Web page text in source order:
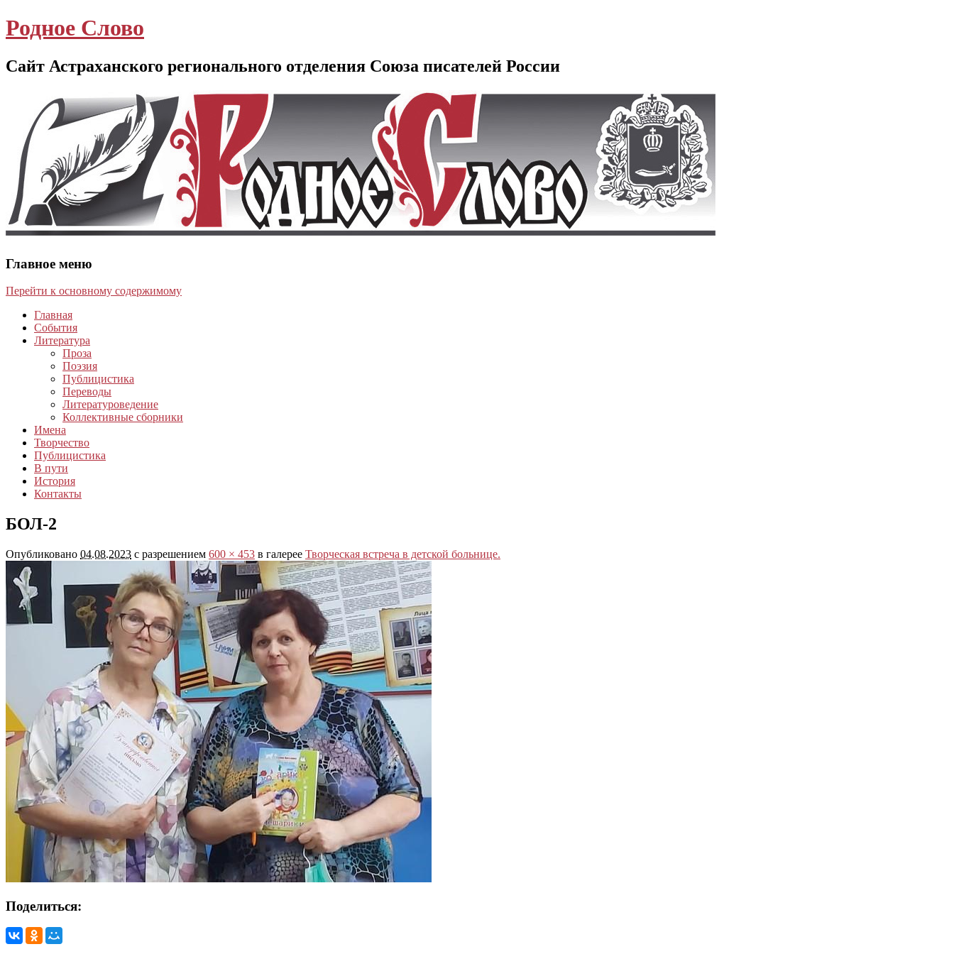
Родное Слово
Сайт Астраханского регионального отделения Союза писателей России
Главное меню
Перейти к основному содержимому
Главная
События
Литература
Проза
Поэзия
Публицистика
Переводы
Литературоведение
Коллективные сборники
Имена
Творчество
Публицистика
В пути
История
Контакты
БОЛ-2
Опубликовано 04.08.2023 с разрешением 600 × 453 в галерее Творческая встреча в детской больнице.
Поделиться: